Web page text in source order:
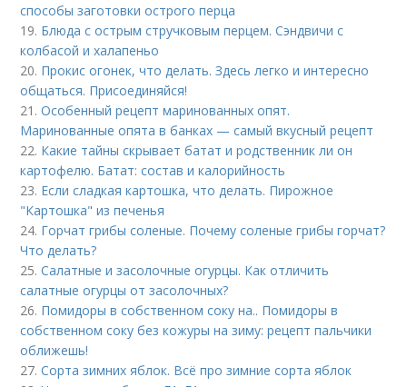
способы заготовки острого перца
19. Блюда с острым стручковым перцем. Сэндвичи с
колбасой и халапеньо
20. Прокис огонек, что делать. Здесь легко и интересно
общаться. Присоединяйся!
21.Особенный рецепт маринованных опят.
Маринованные опята в банках — самый вкусный рецепт
22. Какие тайны скрывает батат и родственник ли он
картофелю. Батат: состав и калорийность
23. Если сладкая картошка, что делать. Пирожное
"Картошка" из печенья
24. Горчат грибы соленые. Почему соленые грибы горчат?
Что делать?
25.Салатные и засолочные огурцы. Как отличить
салатные огурцы от засолочных?
26. Помидоры в собственном соку на.. Помидоры в
собственном соку без кожуры на зиму: рецепт пальчики
оближешь!
27.Сорта зимних яблок. Всё про зимние сорта яблок